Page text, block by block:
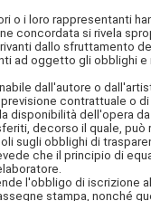
o i loro rappresentanti
concordata si rivela
dallo sfruttamento
ad oggetto gli obblighi
dall'autore o
contrattuale
disponibilità dell'opera
decorso il quale,
sugli obblighi di
che il principio di
l'obbligo di iscrizione
stampa, nonché